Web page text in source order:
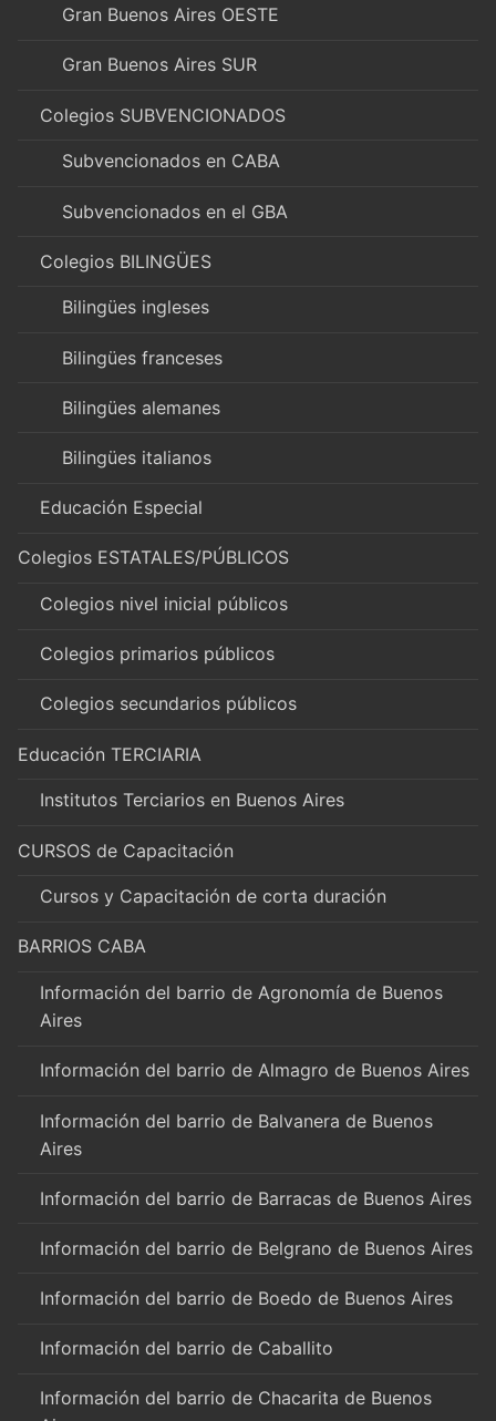
Gran Buenos Aires OESTE
Gran Buenos Aires SUR
Colegios SUBVENCIONADOS
Subvencionados en CABA
Subvencionados en el GBA
Colegios BILINGÜES
Bilingües ingleses
Bilingües franceses
Bilingües alemanes
Bilingües italianos
Educación Especial
Colegios ESTATALES/PÚBLICOS
Colegios nivel inicial públicos
Colegios primarios públicos
Colegios secundarios públicos
Educación TERCIARIA
Institutos Terciarios en Buenos Aires
CURSOS de Capacitación
Cursos y Capacitación de corta duración
BARRIOS CABA
Información del barrio de Agronomía de Buenos
Aires
Información del barrio de Almagro de Buenos Aires
Información del barrio de Balvanera de Buenos
Aires
Información del barrio de Barracas de Buenos Aires
Información del barrio de Belgrano de Buenos Aires
Información del barrio de Boedo de Buenos Aires
Información del barrio de Caballito
Información del barrio de Chacarita de Buenos